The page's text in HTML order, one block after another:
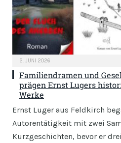
2. JUNI 2026
Familiendramen und
prägen Ernst Lugers
Werke
Ernst Luger aus Feldkirch
Autorentätigkeit mit zwei
Kurzgeschichten, bevor er